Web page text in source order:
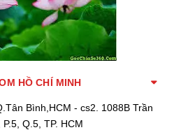
HỒ CHÍ MINH
Bình,HCM - cs2. 1088B Trần
Q.5, TP. HCM